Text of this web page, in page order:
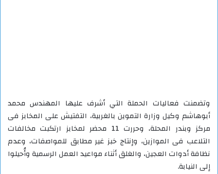
وتضمنت فعاليات الحملة التي أشرف عليها المهندس محمد
أبوهاشم وكيل وزارة التموين بالغربية، التفتيش على المخابز فى
مركز وبندر المحلة، وحررت 11 محضر لمخابز ارتكبت مخالفات
التلاعب فى الموازين، وإنتاج خبز غير مطابق للمواصفات، وعدم
نظافة أدوات العجين، والغلق أثناء مواعيد العمل الرسمية وأُحيلوا
إلى النيابة.